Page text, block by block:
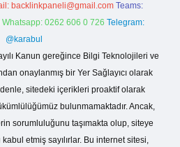
backlinkpaneli@gmail.com Teams:
Whatsapp: 0262 606 0 726 Telegram:
@karabul
Kanun gereğince Bilgi Teknolojileri ve
onaylanmış bir Yer Sağlayıcı olarak
sitedeki içerikleri proaktif olarak
bulunmamaktadır. Ancak,
sorumluluğunu taşımakta olup, siteye
etmiş sayılırlar. Bu internet sitesi,